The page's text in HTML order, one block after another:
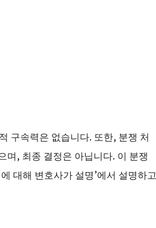
구속력은 없습니다. 또한, 분쟁 처
며, 최종 결정은 아닙니다. 이 분쟁
대해 변호사가 설명’에서 설명하고